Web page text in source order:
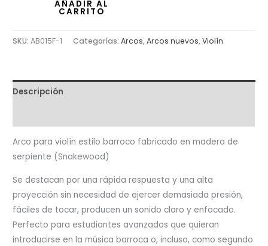
AÑADIR AL
CARRITO
SKU:AB015F-1 Categorías:Arcos,Arcos nuevos,Violín
Descripción
Arco para violín estilo barroco fabricado en madera de
serpiente (Snakewood)
Se destacan por una rápida respuesta y una alta
proyección sin necesidad de ejercer demasiada presión,
fáciles de tocar, producen un sonido claro y enfocado.
Perfecto para estudiantes avanzados que quieran
introducirse en la música barroca o, incluso, como segundo